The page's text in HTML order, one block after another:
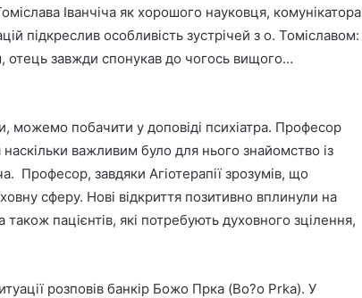
Іванчіча як хорошого науковця, комунікатора
підкреслив особливість зустрічей з о. Томіславом:
отець завжди спонукав до чогось вищого…
можемо побачити у доповіді психіатра. Професор
важливим було для нього знайомство із
Професор, завдяки Агіотерапії зрозумів, що
сферу. Нові відкриття позитивно вплинули на
пацієнтів, які потребують духовного зцілення,
розповів банкір Божо Прка (Bo?o Prka). У